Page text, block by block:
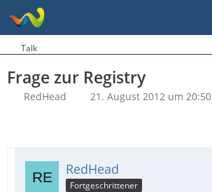
Talk
Frage zur Registry
RedHead 21. August 2012 um 20:50
RedHead
Fortgeschrittener